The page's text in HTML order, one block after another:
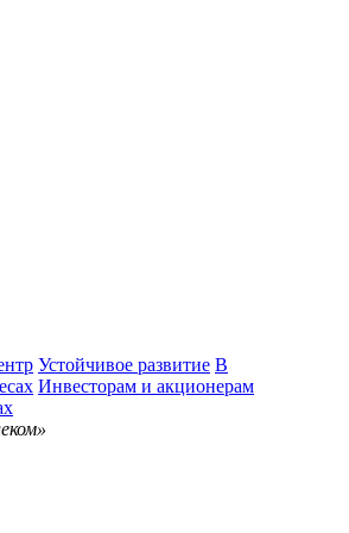
Устойчивое развитие В
Инвесторам и акционерам